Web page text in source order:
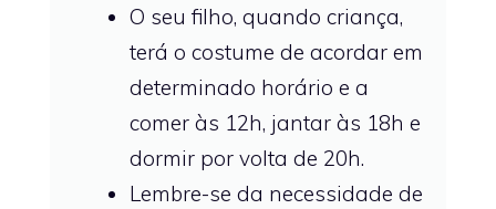
O seu filho, quando criança,
terá o costume de acordar em
determinado horário e a
comer às 12h, jantar às 18h e
dormir por volta de 20h.
Lembre-se da necessidade de